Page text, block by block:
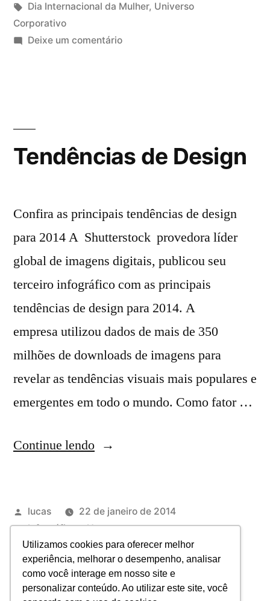
Utilizamos cookies para oferecer melhor
experiência, melhorar o desempenho, analisar
como você interage em nosso site e
personalizar conteúdo. Ao utilizar este site, você
Dia Internacional da Mulher, Universo
Corporativo
Deixe um comentário
Tendências de Design
Confira as principais tendências de design
para 2014 A Shutterstock provedora líder
global de imagens digitais, publicou seu
terceiro infográfico com as principais
tendências de design para 2014. A
empresa utilizou dados de mais de 350
milhões de downloads de imagens para
revelar as tendências visuais mais populares e
emergentes em todo o mundo. Como fator …
Continue lendo
lucas
22 de janeiro de 2014
Infográficos,News
2014,design,infográficos,tendências
Deixe um comentário